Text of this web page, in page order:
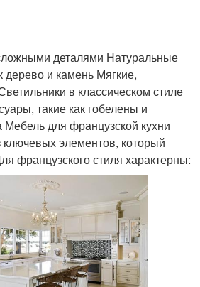
Стиль в небольшом
пространстве
деталями Натуральные
дерево и камень Мягкие,
в классическом стиле
такие как гобелены и
Мебель для французской кухни
ключевых элементов, который
французского стиля характерны: